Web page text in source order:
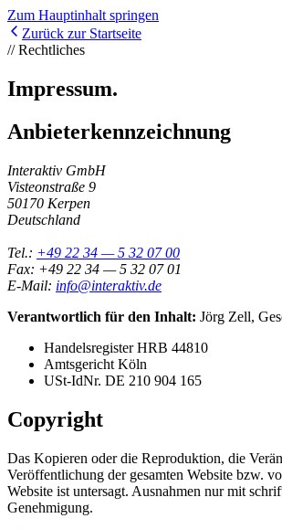
Zum Hauptinhalt springen
Zurück zur Startseite
// Rechtliches
Impressum.
Anbieterkennzeichnung
Interaktiv GmbH
Visteonstraße 9
50170 Kerpen
Deutschland
Tel.: +49 22 34 — 5 32 07 00
Fax: +49 22 34 — 5 32 07 01
E-Mail: info@interaktiv.de
Verantwortlich für den Inhalt: Jörg Zell,
Handelsregister HRB 44810
Amtsgericht Köln
USt-IdNr. DE 210 904 165
Copyright
Das Kopieren oder die Reproduktion, die
Veröffentlichung der gesamten Website bzw.
Website ist untersagt. Ausnahmen nur mit
Genehmigung.